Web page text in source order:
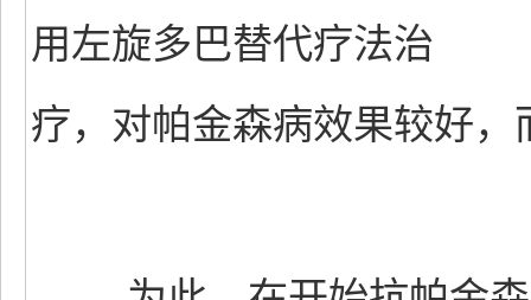
用左旋多巴替代疗法治
疗，对帕金森病效果较好